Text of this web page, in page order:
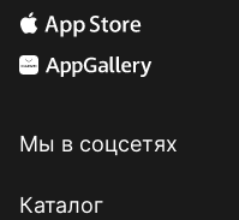
Мы в соцсетях
Каталог